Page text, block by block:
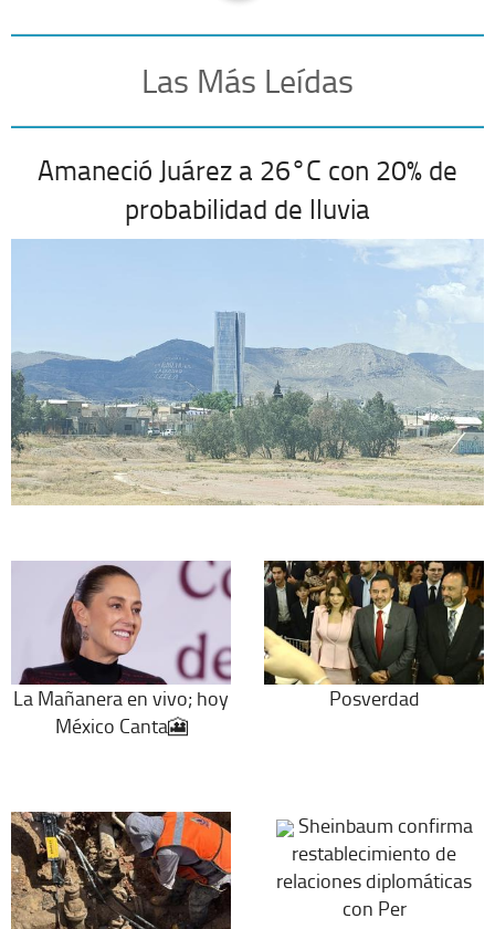
Las Más Leídas
Amaneció Juárez a 26°C con 20% de
probabilidad de lluvia
La Mañanera en vivo; hoy
México Canta🎦
Posverdad
Sheinbaum confirma
restablecimiento de
relaciones diplomáticas
con Per